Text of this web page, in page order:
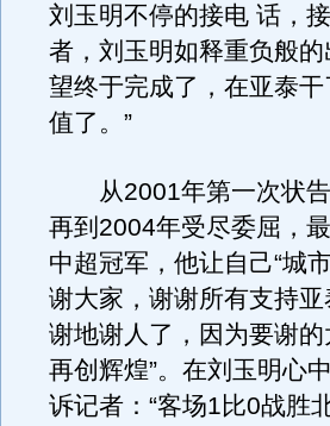
刘玉明不停的接电 话，
者，刘玉明如释重负般
望终于完成了，在亚泰
值了。”
从2001年第一次状告
再到2004年受尽委屈，
中超冠军，他让自己“城
谢大家，谢谢所有支持
谢地谢人了，因为要谢
再创辉煌”。在刘玉明心
诉记者：“客场1比0战胜